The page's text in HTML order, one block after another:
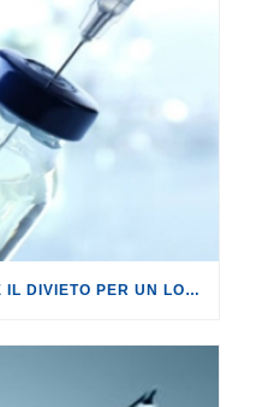
VACCINI: AIFA DISPONE IL DIVIETO PER UN LOTTO DI VACCINO ASTRAZENECA CONTRO IL COVID-19. URGENTE AVVIARE LE OPPORTUNE VERIFICHE E DARE INFORMAZIONI PRECISE AI CITTADINI CHE IN QUESTE ORE SI STANNO VACCINANDO.